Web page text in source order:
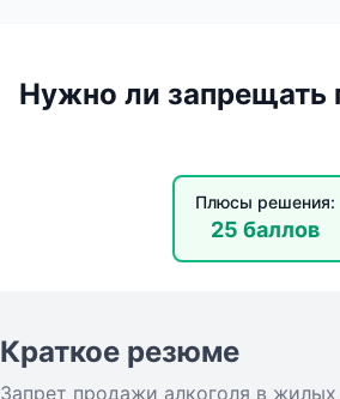
Нужно ли запрещать
Плюсы решения:
25 баллов
Краткое резюме
Запрет продажи алкоголя в